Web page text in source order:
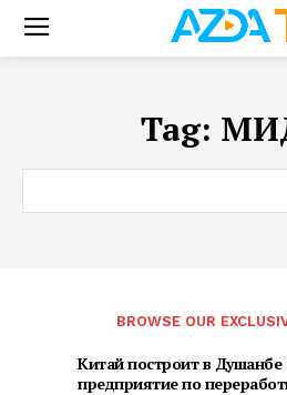
Tag:
BROWSE OUR
Китай построит в Душанбе
предприятие по